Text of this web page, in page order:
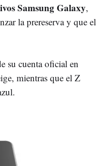
Samsung Galaxy,
la prereserva y que el
su cuenta oficial en
mientras que el Z